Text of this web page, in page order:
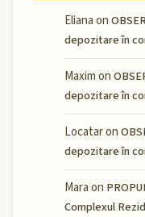
Elianaon
depozitare în
Maximon
depozitare în
Locataron
depozitare în
Maraon
Complexul